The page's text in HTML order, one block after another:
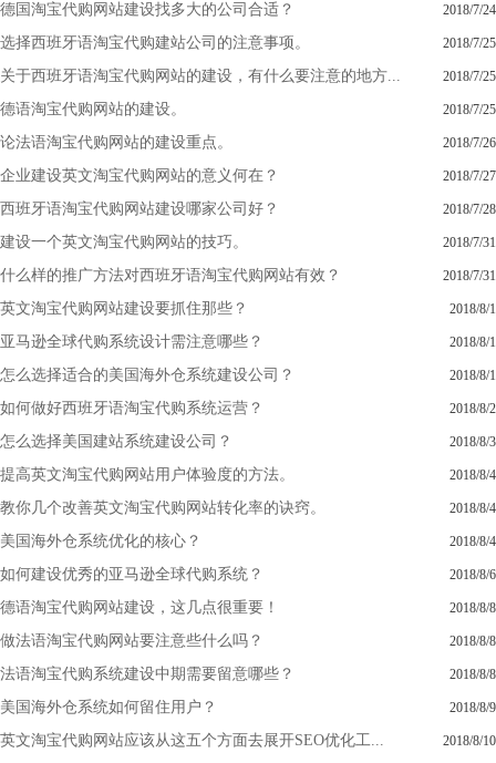
德国淘宝代购网站建设找多大的公司合适？ 2018/7/24
选择西班牙语淘宝代购建站公司的注意事项。 2018/7/25
关于西班牙语淘宝代购网站的建设，有什么要注意的地方... 2018/7/25
德语淘宝代购网站的建设。 2018/7/25
论法语淘宝代购网站的建设重点。 2018/7/26
企业建设英文淘宝代购网站的意义何在？ 2018/7/27
西班牙语淘宝代购网站建设哪家公司好？ 2018/7/28
建设一个英文淘宝代购网站的技巧。 2018/7/31
什么样的推广方法对西班牙语淘宝代购网站有效？ 2018/7/31
英文淘宝代购网站建设要抓住那些？ 2018/8/1
亚马逊全球代购系统设计需注意哪些？ 2018/8/1
怎么选择适合的美国海外仓系统建设公司？ 2018/8/1
如何做好西班牙语淘宝代购系统运营？ 2018/8/2
怎么选择美国建站系统建设公司？ 2018/8/3
提高英文淘宝代购网站用户体验度的方法。 2018/8/4
教你几个改善英文淘宝代购网站转化率的诀窍。 2018/8/4
美国海外仓系统优化的核心？ 2018/8/4
如何建设优秀的亚马逊全球代购系统？ 2018/8/6
德语淘宝代购网站建设，这几点很重要！ 2018/8/8
做法语淘宝代购网站要注意些什么吗？ 2018/8/8
法语淘宝代购系统建设中期需要留意哪些？ 2018/8/8
美国海外仓系统如何留住用户？ 2018/8/9
英文淘宝代购网站应该从这五个方面去展开SEO优化工... 2018/8/10